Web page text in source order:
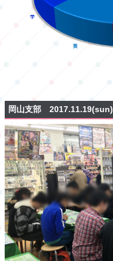
岡山支部 2017.11.19(sun)